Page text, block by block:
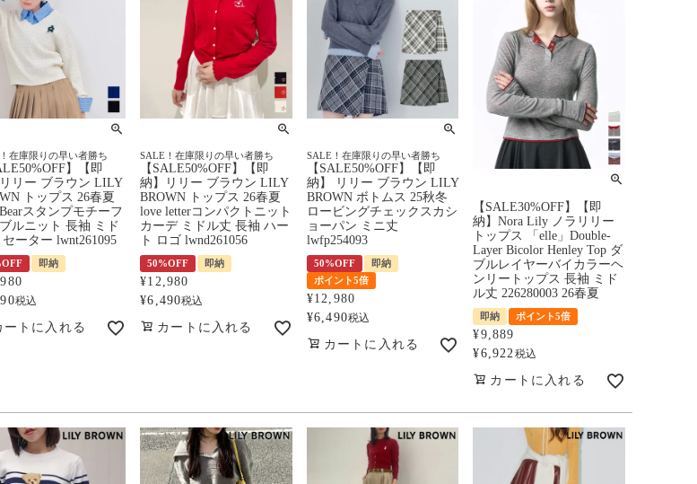
在庫限りの早い者勝ち
】【即
リー ブラウン LILY
トップス 26春夏
スタンプモチーフ
ルニット 長袖 ミド
ーター lwnt261095
即納
税込
ートに入れる
SALE！在庫限りの早い者勝ち
【SALE50%OFF】【即
納】リリー ブラウン LILY
BROWN トップス 26春夏
love letterコンパクトニット
カーデ ミドル丈 長袖 ハー
ト ロゴ lwnd261056
50%OFF 即納
¥12,980
¥6,490税込
カートに入れる
SALE！在庫限りの早い者勝ち
【SALE50%OFF】【即
納】 リリー ブラウン LILY
BROWN ボトムス 25秋冬
ロービングチェックスカシ
ョーパン ミニ丈
lwfp254093
50%OFF
即納
ポイント5倍
¥12,980
¥6,490税込
カートに入れる
【SALE30%OFF】【即
納】Nora Lily ノラリリー
トップス 「elle」Double-
Layer Bicolor Henley Top ダ
ブルレイヤーバイカラーヘ
ンリートップス 長袖 ミド
ル丈 226280003 26春夏
即納 ポイント5倍
¥9,889
¥6,922税込
カートに入れる